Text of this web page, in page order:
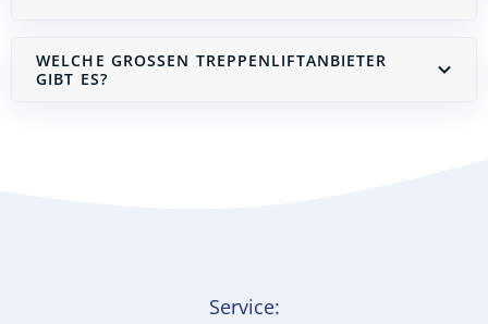
WELCHE GROSSEN TREPPENLIFTANBIETER G
IBT ES?
Service: